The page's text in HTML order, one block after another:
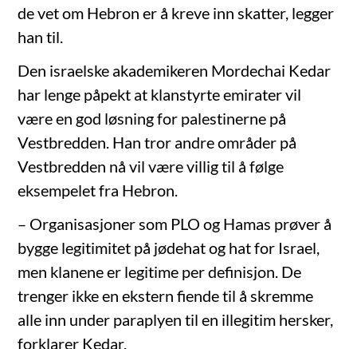
de vet om Hebron er å kreve inn skatter, legger
han til.
Den israelske akademikeren Mordechai Kedar
har lenge påpekt at klanstyrte emirater vil
være en god løsning for palestinerne på
Vestbredden. Han tror andre områder på
Vestbredden nå vil være villig til å følge
eksempelet fra Hebron.
– Organisasjoner som PLO og Hamas prøver å
bygge legitimitet på jødehat og hat for Israel,
men klanene er legitime per definisjon. De
trenger ikke en ekstern fiende til å skremme
alle inn under paraplyen til en illegitim hersker,
forklarer Kedar.